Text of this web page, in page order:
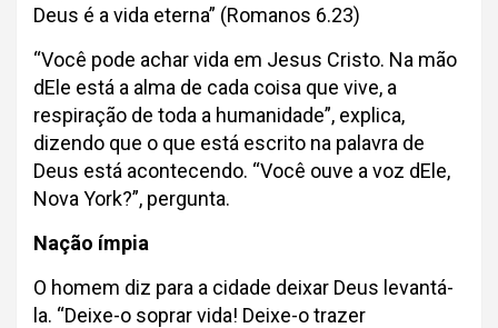
Deus é a vida eterna” (Romanos 6.23)
“Você pode achar vida em Jesus Cristo. Na mão
dEle está a alma de cada coisa que vive, a
respiração de toda a humanidade”, explica,
dizendo que o que está escrito na palavra de
Deus está acontecendo. “Você ouve a voz dEle,
Nova York?”, pergunta.
Nação ímpia
O homem diz para a cidade deixar Deus levantá-
la. “Deixe-o soprar vida! Deixe-o trazer